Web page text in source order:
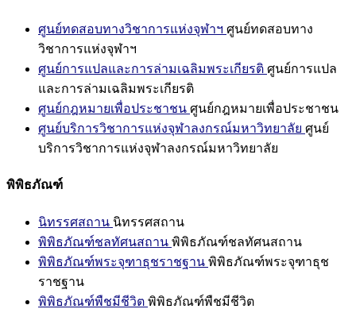
ศูนย์ทดสอบทางวิชาการแห่งจุฬาฯ ศูนย์ทดสอบทาง
วิชาการแห่งจุฬาฯ
ศูนย์การแปลและการล่ามเฉลิมพระเกียรติ ศูนย์การแปล
และการล่ามเฉลิมพระเกียรติ
ศูนย์กฎหมายเพื่อประชาชน ศูนย์กฎหมายเพื่อประชาชน
ศูนย์บริการวิชาการแห่งจุฬาลงกรณ์มหาวิทยาลัย ศูนย์
บริการวิชาการแห่งจุฬาลงกรณ์มหาวิทยาลัย
พิพิธภัณฑ์
นิทรรศสถาน นิทรรศสถาน
พิพิธภัณฑ์ชลทัศนสถาน พิพิธภัณฑ์ชลทัศนสถาน
พิพิธภัณฑ์พระจุฑาธุชราชฐาน พิพิธภัณฑ์พระจุฑาธุช
ราชฐาน
พิพิธภัณฑ์พืชมีชีวิต พิพิธภัณฑ์พืชมีชีวิต